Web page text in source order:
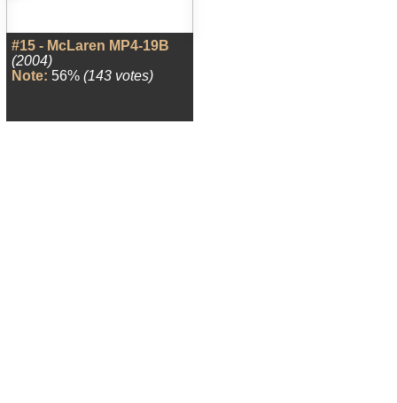
#15 - McLaren MP4-19B
(2004)
Note: 56% (143 votes)